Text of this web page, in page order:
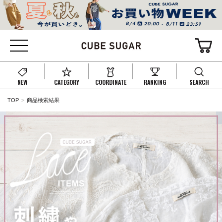
NEW CATEGORY COORDINATE RANKING SEARCH
TOP 商品検索結果